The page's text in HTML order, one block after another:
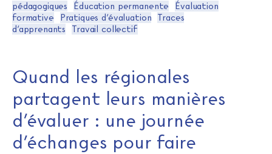
pédagogiques
Éducation permanente
Évaluation
formative
Pratiques d’évaluation
Traces
d’apprenants
Travail collectif
Quand les régionales
partagent leurs manières
d’évaluer : une journée
d’échanges pour faire